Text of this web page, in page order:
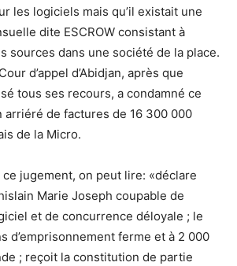
les logiciels mais qu’il existait une
dite ESCROW consistant à
sources dans une société de la place.
d’appel d’Abidjan, après que
tous ses recours, a condamné ce
arriéré de factures de 16 300 000
de la Micro.
jugement, on peut lire: «déclare
Marie Joseph coupable de
et de concurrence déloyale ; le
d’emprisonnement ferme et à 2 000
; reçoit la constitution de partie